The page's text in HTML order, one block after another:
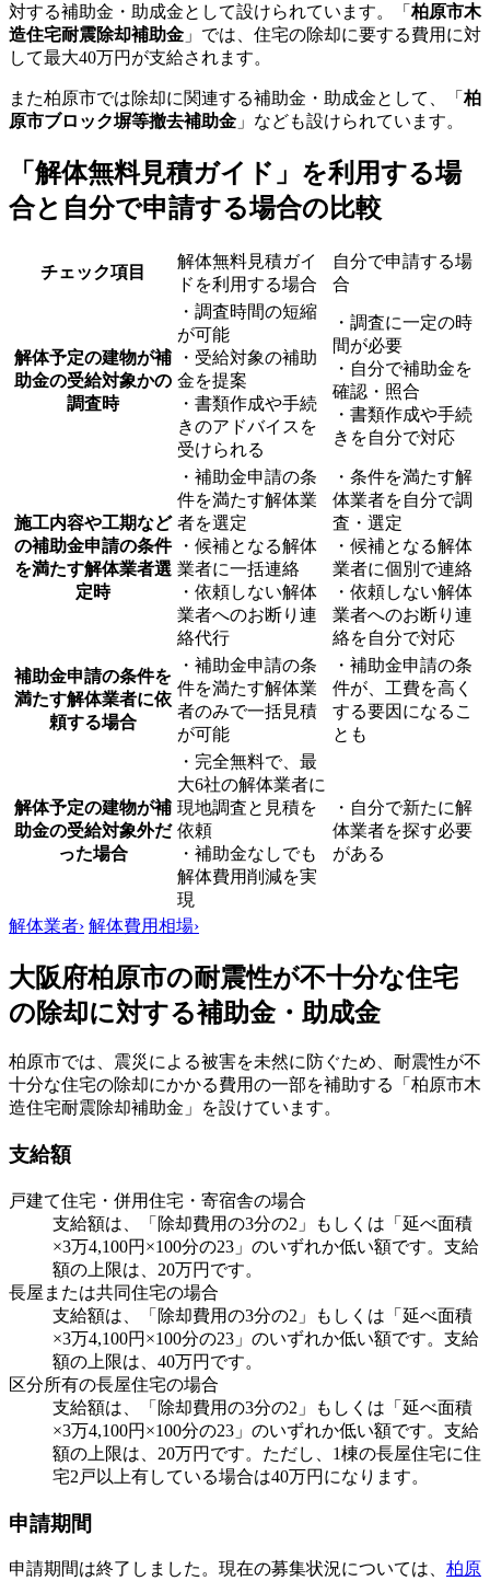
対する補助金・助成金として設けられています。「柏原市木
造住宅耐震除却補助金 」では、住宅の除却に要する費用に対
して最大40万円 が支給されます。
また柏原市では除却に関連する補助金・助成金として、「柏
原市ブロック塀等撤去補助金 」なども設けられています。
「解体無料見積ガイド」を利用する場
合と自分で申請する場合の比較
チェック項目
解体無料見積ガイ
ドを利用する場合
自分で申請する場
合
解体予定の建物が補
助金の受給対象かの
調査時
・調査時間の短縮
が可能
・受給対象の補助
金を提案
・書類作成や手続
きのアドバイスを
受けられる
・調査に一定の時
間が必要
・自分で補助金を
確認・照合
・書類作成や手続
きを自分で対応
施工内容や工期など
の補助金申請の条件
を満たす解体業者選
定時
・補助金申請の条
件を満たす解体業
者を選定
・候補となる解体
業者に一括連絡
・依頼しない解体
業者へのお断り連
絡代行
・条件を満たす解
体業者を自分で調
査・選定
・候補となる解体
業者に個別で連絡
・依頼しない解体
業者へのお断り連
絡を自分で対応
補助金申請の条件を
満たす解体業者に依
頼する場合
・補助金申請の条
件を満たす解体業
者のみで一括見積
が可能
・補助金申請の条
件が、工費を高く
する要因になるこ
とも
解体予定の建物が補
助金の受給対象外だ
った場合
・完全無料で、最
大6社の解体業者に
現地調査と見積を
依頼
・補助金なしでも
解体費用削減を実
現
・自分で新たに解
体業者を探す必要
がある
解体業者› 解体費用相場›
大阪府柏原市の耐震性が不十分な住宅
の除却に対する補助金・助成金
柏原市では、震災による被害を未然に防ぐため、耐震性が不
十分な住宅の除却にかかる費用の一部を補助する「柏原市木
造住宅耐震除却補助金」を設けています。
支給額
戸建て住宅・併用住宅・寄宿舎の場合
支給額は、「除却費用の3分の2」もしくは「延べ面積
×3万4,100円×100分の23」のいずれか低い額です。支給
額の上限は、20万円です。
長屋または共同住宅の場合
支給額は、「除却費用の3分の2」もしくは「延べ面積
×3万4,100円×100分の23」のいずれか低い額です。支給
額の上限は、40万円です。
区分所有の長屋住宅の場合
支給額は、「除却費用の3分の2」もしくは「延べ面積
×3万4,100円×100分の23」のいずれか低い額です。支給
額の上限は、20万円です。ただし、1棟の長屋住宅に住
宅2戸以上有している場合は40万円になります。
申請期間
申請期間は終了しました。現在の募集状況については、 柏原